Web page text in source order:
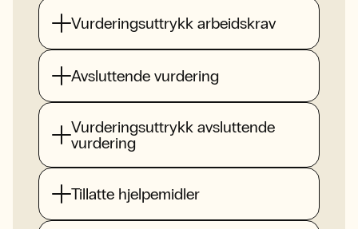
Vurderingsuttrykk arbeidskrav
Avsluttende vurdering
Vurderingsuttrykk avsluttende
vurdering
Tillatte hjelpemidler